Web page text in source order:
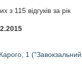
з 115 відгуків за рік
1